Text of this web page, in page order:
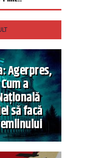
Agerpres,
a
să facă